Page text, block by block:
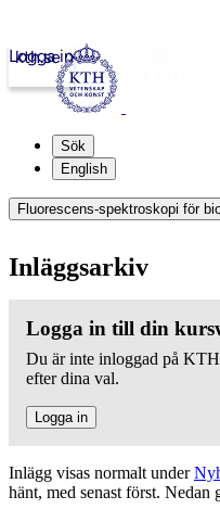
kth.se
Logga in
Sök
English
Fluorescens-spektroskopi för
Inläggsarkiv
Logga in till din
Du är inte inloggad på KTH
efter dina val.
Logga in
Inlägg visas normalt under
hänt, med senast först. Nedan